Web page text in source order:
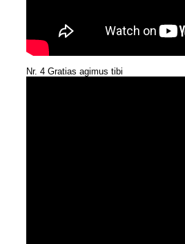
Nr. 4 Gratias agimus tibi